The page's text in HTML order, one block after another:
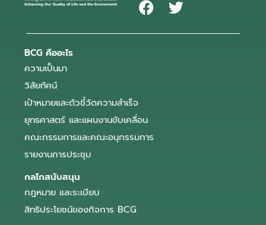
BCG คืออะไร
ความเป็นมา
วิสัยทัศน์
เป้าหมายและตัวชี้วัดความสำเร็จ
ยุทธศาสตร์ และแผนงานขับเคลื่อน
คณะกรรมการและคณะอนุกรรมการ
รายงานการประชุม
กลไกสนับสนุน
กฎหมาย และระเบียบ
สิทธิประโยชน์ของกิจการ BCG